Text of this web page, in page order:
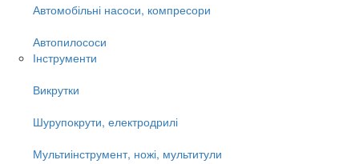
Автомобільні насоси, компресори
Автопилососи
Інструменти
Викрутки
Шурупокрути, електродрилі
Мультиінструмент, ножі, мультитули